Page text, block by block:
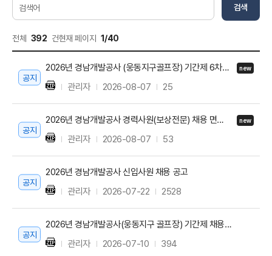
전체 392 건현재 페이지 1/40
색
검색
공지
2026년 경남개발공사 (웅동지구골프장) 기간제 6차공고 관련 면접전형 합격자 및 예비합격자 공고 new
관리자 2026-08-07 25
공지
2026년 경남개발공사 경력사원(보상전문) 채용 면접전형 합격자 및 예비합격자 공고 new
관리자 2026-08-07 53
공지
2026년 경남개발공사 신입사원 채용 공고
관리자
2026-07-22 2528
공지
2026년 경남개발공사(웅동지구 골프장) 기간제 채용 6차 공고
관리자
2026-07-10 394